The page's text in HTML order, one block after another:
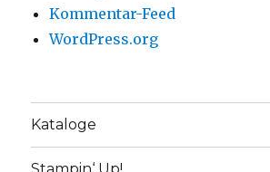
Kommentar-Feed
WordPress.org
Kataloge